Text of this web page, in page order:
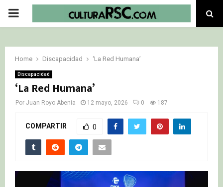
PRIMARY
Home Discapacidad ‘La Red Humana’
Discapacidad
‘La Red Humana’
Por Juan Royo Abenia 12 mayo, 2026 0 187
COMPARTIR 0